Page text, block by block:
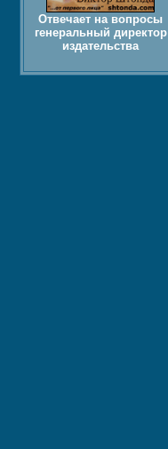
Отвечает на вопросы
генеральный директор
издательства